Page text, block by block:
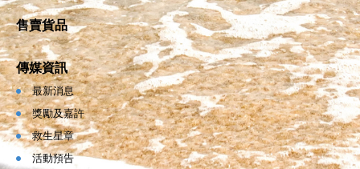
售賣貨品
傳媒資訊
最新消息
獎勵及嘉許
救生星章
活動預告